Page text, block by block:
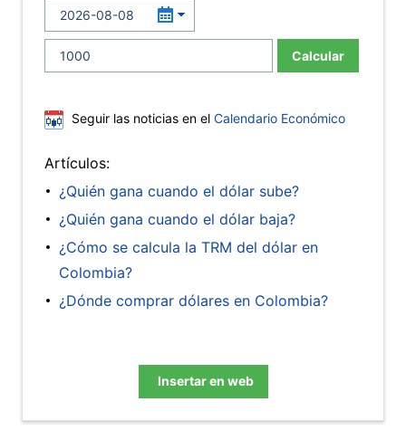
Calcular
Seguir las noticias en el Calendario Económico
Artículos:
¿Quién gana cuando el dólar sube?
¿Quién gana cuando el dólar baja?
¿Cómo se calcula la TRM del dólar en
Colombia?
¿Dónde comprar dólares en Colombia?
Insertar en web